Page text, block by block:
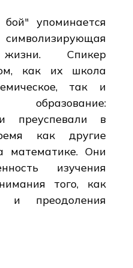
упоминается
Спикер
как их школа
так и
образование:
преуспевали в
как другие
математике. Они
изучения
того, как
и преодоления